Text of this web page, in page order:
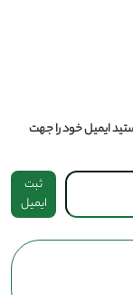
ایمیل خود را جهت
ثبت
ایمیل